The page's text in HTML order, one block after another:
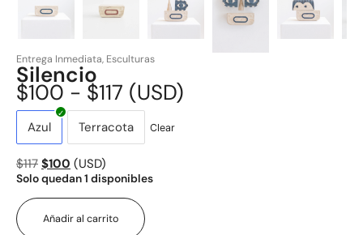
Entrega Inmediata, Esculturas
Silencio
$100 - $117 (USD)
Azul Terracota Clear
$117 $100 (USD)
Solo quedan 1 disponibles
Añadir al carrito